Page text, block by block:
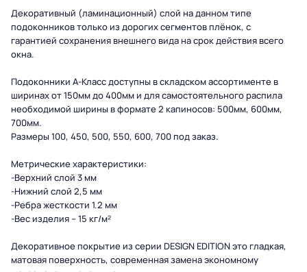
Декоративный (ламинационный) слой на данном типе
подоконников только из дорогих сегментов плёнок, с
гарантией сохранения внешнего вида на срок действия всего
окна.
Подоконники А-Класс доступны в складском ассортименте в
ширинах от 150мм до 400мм и для самостоятельного распила
необходимой ширины в формате 2 капиносов: 500мм, 600мм,
700мм.
Размеры 100, 450, 500, 550, 600, 700 под заказ.
Метрические характеристики:
-Верхний слой 3 мм
-Нижний слой 2,5 мм
-Ребра жесткости 1.2 мм
-Вес изделия – 15 кг/м²
Декоративное покрытие из серии DESIGN EDITIONэто гладкая,
матовая поверхность, современная замена экономному